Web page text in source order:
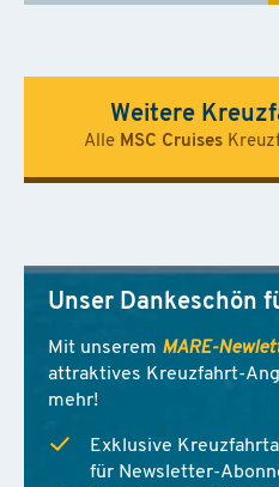
Weitere
Alle MSC Cruises
Unser Dankeschön
Mit unserem MARE-
attraktives Kreuzfahrt-
mehr!
Exklusive
für Newsletter-